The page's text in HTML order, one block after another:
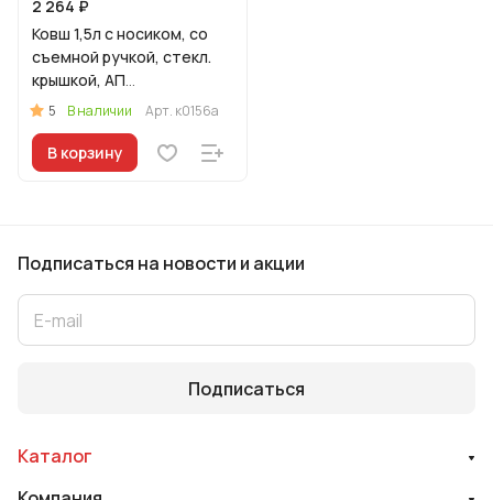
2 264 ₽
Ковш 1,5л с носиком, со
съемной ручкой, стекл.
крышкой, АП
линия"Традиция"
5 В наличии Арт. к0156а
В корзину
Подписаться на новости и акции
Подписаться
Каталог